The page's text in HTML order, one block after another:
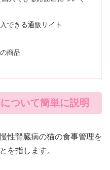
できる通販サイト
商品
ついて簡単に説明
性腎臓病の猫の食事管理を
を指します。